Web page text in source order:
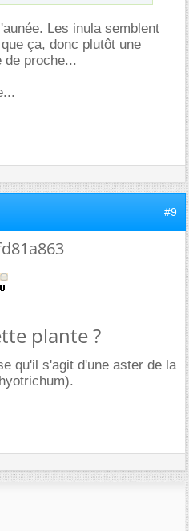
Les inula semblent
ça, donc plutôt une
de proche...
#9
plante ?
qu'il s'agit d'une aster de la